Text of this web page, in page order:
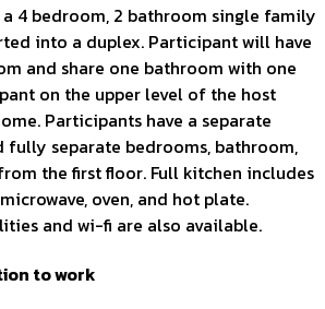
4 bedroom, 2 bathroom single family
into a duplex. Participant will have
and share one bathroom with one
on the upper level of the host
Participants have a separate
fully separate bedrooms, bathroom,
the first floor. Full kitchen includes
oven, and hot plate.
and wi-fi are also available.
to work